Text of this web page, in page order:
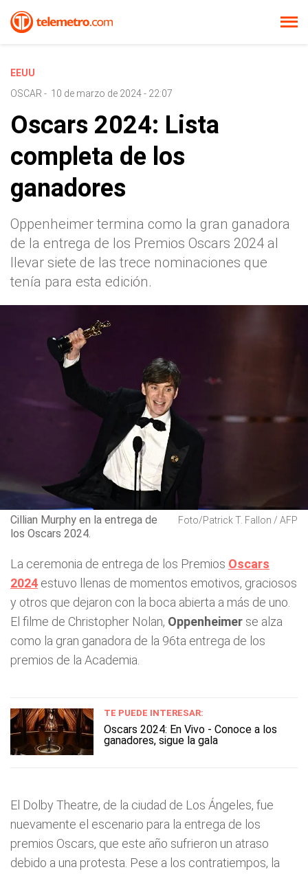
EEUU
OSCAR - 10 de marzo de 2024 - 22:07
Oscars 2024: Lista
completa de los
ganadores
Oppenheimer termina como la gran ganadora
de la entrega de los Premios Oscars 2024 al
llevar siete de las trece nominaciones que
tenía para esta edición.
Cillian Murphy en la entrega de
los Oscars 2024.
Foto/Patrick T. Fallon / AFP
La ceremonia de entrega de los Premios Oscars
2024 estuvo llenas de momentos emotivos, graciosos
y otros que dejaron con la boca abierta a más de uno.
El filme de Christopher Nolan, Oppenheimer se alza
como la gran ganadora de la 96ta entrega de los
premios de la Academia.
TE PUEDE INTERESAR:
Oscars 2024: En Vivo - Conoce a los
ganadores, sigue la gala
El Dolby Theatre, de la ciudad de Los Ángeles, fue
nuevamente el escenario para la entrega de los
premios Oscars, que este año sufrieron un atraso
debido a una protesta. Pese a los contratiempos, la